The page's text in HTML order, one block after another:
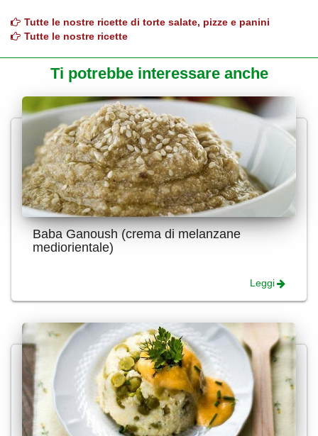
Tutte le nostre ricette di torte salate, pizze e panini
Tutte le nostre ricette
Ti potrebbe interessare anche
Baba Ganoush (crema di melanzane
mediorientale)
Leggi